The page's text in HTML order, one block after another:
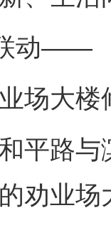
动——
大楼
路与
劝业